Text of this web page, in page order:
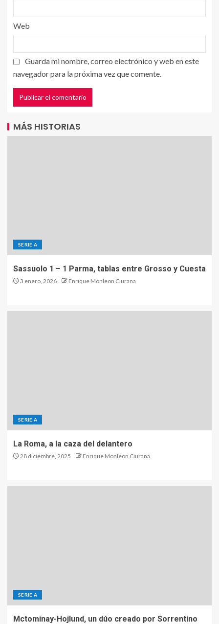
Web
Guarda mi nombre, correo electrónico y web en este
navegador para la próxima vez que comente.
MÁS HISTORIAS
SERIE A
Sassuolo 1 – 1 Parma, tablas entre Grosso y Cuesta
3 enero, 2026 Enrique Monleon Ciurana
SERIE A
La Roma, a la caza del delantero
28 diciembre, 2025 Enrique Monleon Ciurana
SERIE A
Mctominay-Hojlund, un dúo creado por Sorrentino